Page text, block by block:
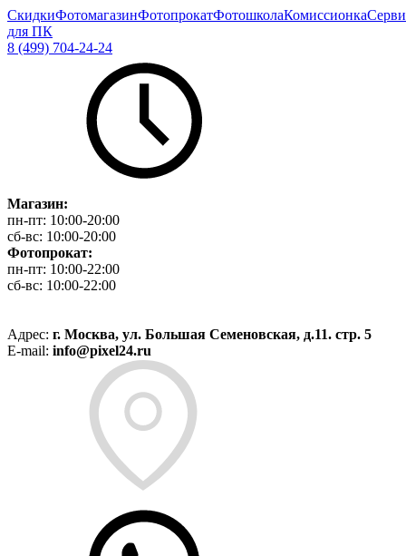
СкидкиФотомагазинФотопрокатФотошколаКомиссионка
для ПК
8 (499) 704-24-24
Магазин:
пн-пт: 10:00-20:00
сб-вс: 10:00-20:00
Фотопрокат:
пн-пт: 10:00-22:00
сб-вс: 10:00-22:00
Адрес: г. Москва, ул. Большая Семеновская, д.11. стр. 5
E-mail: info@pixel24.ru